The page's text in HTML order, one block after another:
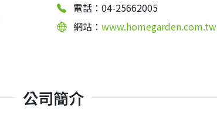
電話：04-25662005
網站： www.homegarden.com.tw
公司簡介